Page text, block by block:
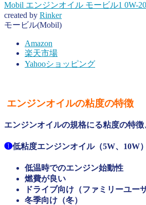
Mobil エンジンオイル モービル1 0W-20
created by Rinker
モービル(Mobil)
Amazon
楽天市場
Yahooショッピング
エンジンオイルの粘度の特徴
エンジンオイルの規格にる粘度の特徴
❶低粘度エンジンオイル（5W、10W
低温時でのエンジン始動性
燃費が良い
ドライブ向け（ファミリーユー
冬季向け（冬）